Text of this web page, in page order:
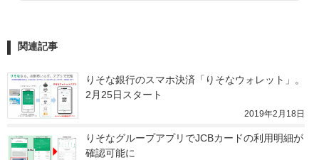
関連記事
りそな銀行のスマホ決済「りそなウォレット」。
2月25日スタート
2019年2月18日
りそなグループアプリでJCBカードの利用明細が
確認可能に